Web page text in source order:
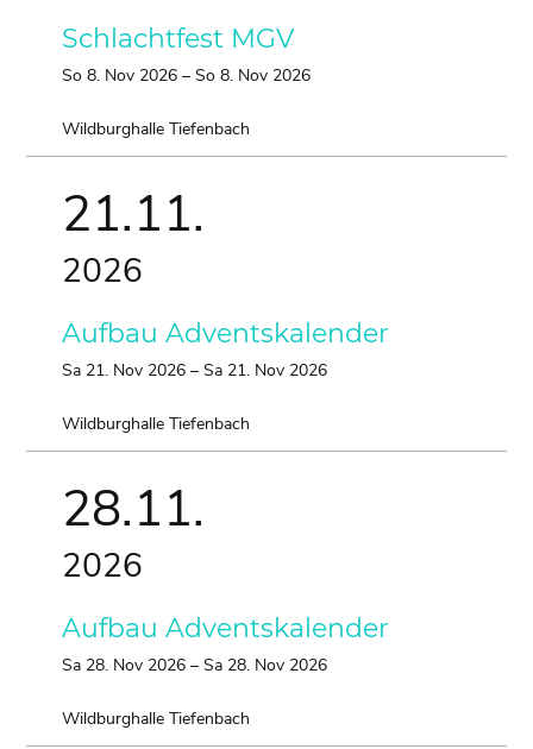
Schlachtfest MGV
So 8. Nov 2026 – So 8. Nov 2026
Wildburghalle Tiefenbach
21.11.
2026
Aufbau Adventskalender
Sa 21. Nov 2026 – Sa 21. Nov 2026
Wildburghalle Tiefenbach
28.11.
2026
Aufbau Adventskalender
Sa 28. Nov 2026 – Sa 28. Nov 2026
Wildburghalle Tiefenbach